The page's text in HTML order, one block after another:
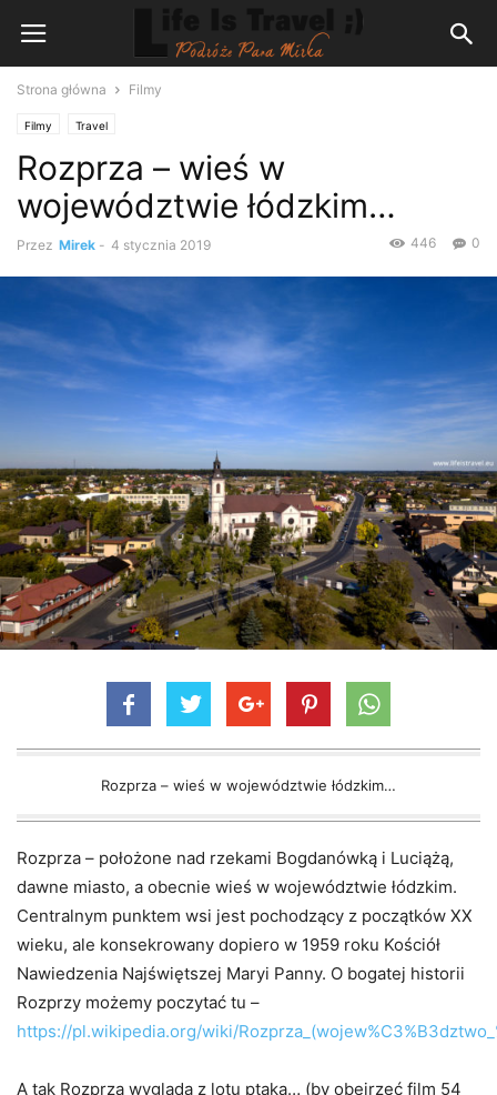
Strona główna Filmy
Filmy Travel
Rozprza – wieś w
województwie łódzkim…
Przez Mirek - 4 stycznia 2019 0
446
Rozprza – wieś w województwie łódzkim…
Rozprza – położone nad rzekami Bogdanówką i Luciążą,
dawne miasto, a obecnie wieś w województwie łódzkim.
Centralnym punktem wsi jest pochodzący z początków XX
wieku, ale konsekrowany dopiero w 1959 roku Kościół
Nawiedzenia Najświętszej Maryi Panny. O bogatej historii
Rozprzy możemy poczytać tu –
https://pl.wikipedia.org/wiki/
A tak Rozprza wygląda z lotu ptaka… (by obejrzeć film 54